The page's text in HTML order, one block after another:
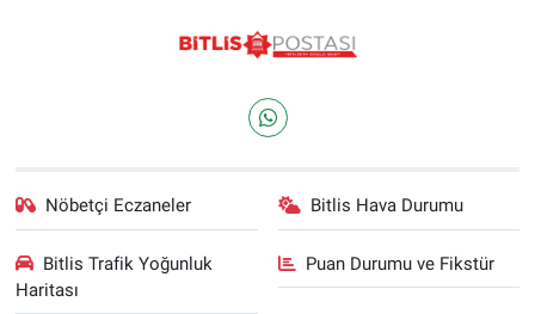
Nöbetçi Eczaneler Bitlis Hava Durumu
Bitlis Trafik Yoğunluk
Haritası
Puan Durumu ve Fikstür